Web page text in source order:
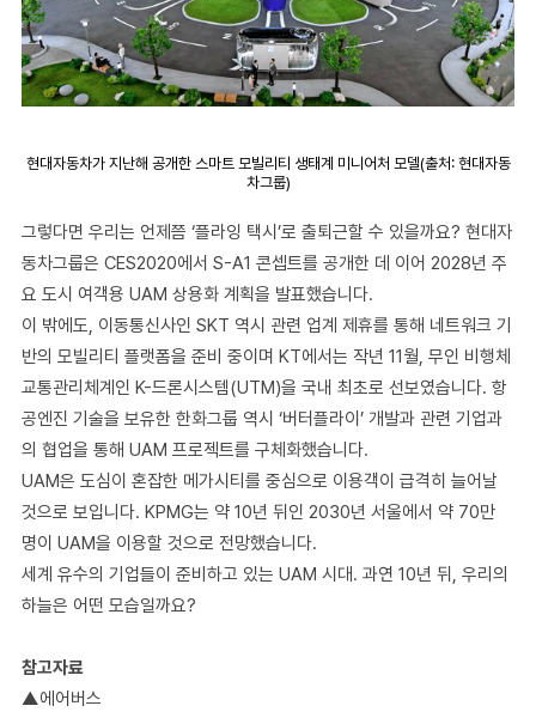
현대자동차가 지난해 공개한 스마트 모빌리티 생태계 미니어처 모델(출처: 현대자동
차그룹)
그렇다면 우리는 언제쯤 ‘플라잉 택시’로 출퇴근할 수 있을까요? 현대자
동차그룹은 CES2020에서 S-A1 콘셉트를 공개한 데 이어 2028년 주
요 도시 여객용 UAM 상용화 계획을 발표했습니다.
이 밖에도, 이동통신사인 SKT 역시 관련 업계 제휴를 통해 네트워크 기
반의 모빌리티 플랫폼을 준비 중이며 KT에서는 작년 11월, 무인 비행체
교통관리체계인 K-드론시스템(UTM)을 국내 최초로 선보였습니다. 항
공엔진 기술을 보유한 한화그룹 역시 ‘버터플라이’ 개발과 관련 기업과
의 협업을 통해 UAM 프로젝트를 구체화했습니다.
UAM은 도심이 혼잡한 메가시티를 중심으로 이용객이 급격히 늘어날
것으로 보입니다. KPMG는 약 10년 뒤인 2030년 서울에서 약 70만
명이 UAM을 이용할 것으로 전망했습니다.
세계 유수의 기업들이 준비하고 있는 UAM 시대. 과연 10년 뒤, 우리의
하늘은 어떤 모습일까요?
참고자료
▲에어버스